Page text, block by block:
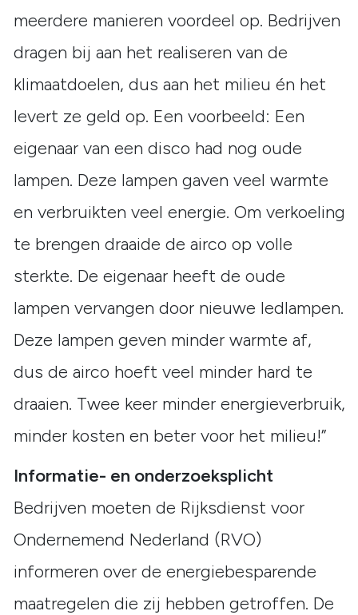
meerdere manieren voordeel op. Bedrijven
dragen bij aan het realiseren van de
klimaatdoelen, dus aan het milieu én het
levert ze geld op. Een voorbeeld: Een
eigenaar van een disco had nog oude
lampen. Deze lampen gaven veel warmte
en verbruikten veel energie. Om verkoeling
te brengen draaide de airco op volle
sterkte. De eigenaar heeft de oude
lampen vervangen door nieuwe ledlampen.
Deze lampen geven minder warmte af,
dus de airco hoeft veel minder hard te
draaien. Twee keer minder energieverbruik,
minder kosten en beter voor het milieu!”
Informatie- en onderzoeksplicht
Bedrijven moeten de Rijksdienst voor
Ondernemend Nederland (RVO)
informeren over de energiebesparende
maatregelen die zij hebben getroffen. De